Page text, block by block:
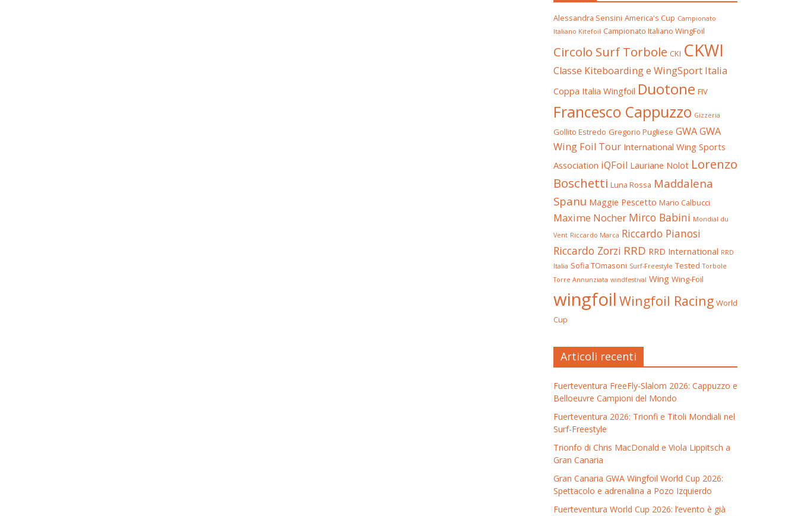
Alessandra Sensini America's Cup Campionato
Italiano Kitefoil Campionato Italiano WingFoil
Circolo Surf Torbole CKI CKWI
Classe Kiteboarding e WingSport Italia
Coppa Italia Wingfoil Duotone FIV
Francesco Cappuzzo Gizzeria
Gollito Estredo Gregorio Pugliese GWAGWA
Wing Foil Tour International Wing Sports
Association iQFoil Lauriane Nolot Lorenzo
Boschetti Luna Rossa Maddalena
Spanu Maggie Pescetto Mario Calbucci
Maxime Nocher Mirco Babini Mondial du
Vent Riccardo Marca Riccardo Pianosi
Riccardo Zorzi RRD RRD International RRD
Italia Sofia TOmasoni Surf-Freestyle Tested Torbole
Torre Annunziata windfestival Wing Wing-Foil
wingfoil Wingfoil Racing World
Cup
Articoli recenti
Fuerteventura FreeFly-Slalom 2026: Cappuzzo e
Belloeuvre Campioni del Mondo
Fuerteventura 2026: Trionfi e Titoli Mondiali nel
Surf-Freestyle
Trionfo di Chris MacDonald e Viola Lippitsch a
Gran Canaria
Gran Canaria GWA Wingfoil World Cup 2026:
Spettacolo e adrenalina a Pozo Izquierdo
Fuerteventura World Cup 2026: l’evento è già